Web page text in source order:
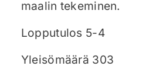
maalin tekeminen.
Lopputulos 5-4
Yleisömäärä 303